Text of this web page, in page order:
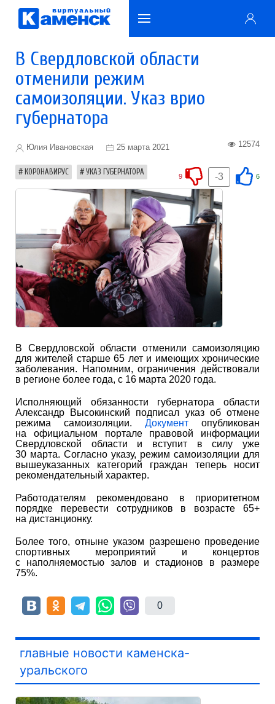
В Свердловской области
отменили режим
самоизоляции. Указ врио
губернатора
Юлия Ивановская 25 марта 2021 12574
КОРОНАВИРУС УКАЗ ГУБЕРНАТОРА 6
-3
9
В Свердловской области отменили самоизоляцию
для жителей старше 65 лет и имеющих хронические
заболевания. Напомним, ограничения действовали
в регионе более года, с 16 марта 2020 года.
Исполняющий обязанности губернатора области
Александр Высокинский подписал указ об отмене
режима самоизоляции. Документ опубликован
на официальном портале правовой информации
Свердловской области и вступит в силу уже
30 марта. Согласно указу, режим самоизоляции для
вышеуказанных категорий граждан теперь носит
рекомендательный характер.
Работодателям рекомендовано в приоритетном
порядке перевести сотрудников в возрасте 65+
на дистанционку.
Более того, отныне указом разрешено проведение
спортивных мероприятий и концертов
с наполняемостью залов и стадионов в размере
75%.
0
главные новости каменска-
уральского